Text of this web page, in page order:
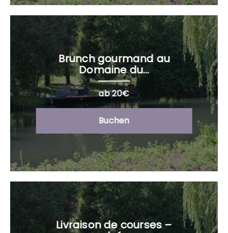
Brunch gourmand au
Domaine du...
ab 20€
Buchen
Livraison de courses –